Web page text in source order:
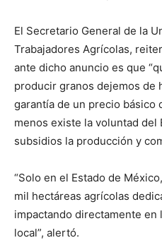
El Secretario General de la
Trabajadores Agrícolas,
ante dicho anuncio es que
producir granos dejemos de
garantía de un precio básico
menos existe la voluntad del
subsidios la producción y
“Solo en el Estado de
mil hectáreas agrícolas
impactando directamente en
local”, alertó.